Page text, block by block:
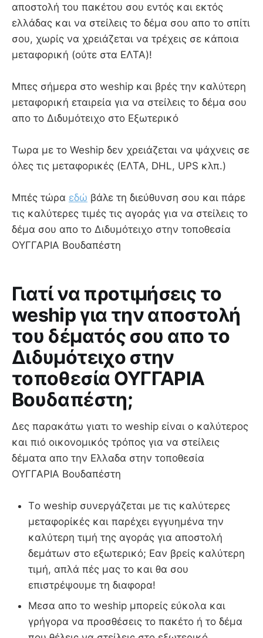
αποστολή του πακέτου σου εντός και εκτός
ελλάδας και να στείλεις το δέμα σου απο το σπίτι
σου, χωρίς να χρειάζεται να τρέχεις σε κάποια
μεταφορική (ούτε στα ΕΛΤΑ)!
Mπες σήμερα στο weship και βρές την καλύτερη
μεταφορική εταιρεία για να στείλεις το δέμα σου
απο το Διδυμότειχο στο Εξωτερικό
Τωρα με το Weship δεν χρειάζεται να ψάχνεις σε
όλες τις μεταφορικές (ΕΛΤΑ, DHL, UPS κλπ.)
Μπές τώρα εδώ βάλε τη διεύθυνση σου και πάρε
τις καλύτερες τιμές τις αγοράς για να στείλεις το
δέμα σου απο το Διδυμότειχο στην τοποθεσία
ΟΥΓΓΑΡΙΑ Βουδαπέστη
Γιατί να προτιμήσεις το
weship για την αποστολή
του δέματός σου απο το
Διδυμότειχο στην
τοποθεσία ΟΥΓΓΑΡΙΑ
Βουδαπέστη;
Δες παρακάτω γιατι το weship είναι ο καλύτερος
και πιό οικονομικός τρόπος για να στείλεις
δέματα απο την Ελλαδα στην τοποθεσία
ΟΥΓΓΑΡΙΑ Βουδαπέστη
Τo weship συνεργάζεται με τις καλύτερες
μεταφορίκές και παρέχει εγγυημένα την
καλύτερη τιμή της αγοράς για αποστολή
δεμάτων στο εξωτερικό; Εαν βρείς καλύτερη
τιμή, απλά πές μας το και θα σου
επιστρέψουμε τη διαφορα!
Μεσα απο το weship μπορείς εύκολα και
γρήγορα να προσθέσεις το πακέτο ή το δέμα